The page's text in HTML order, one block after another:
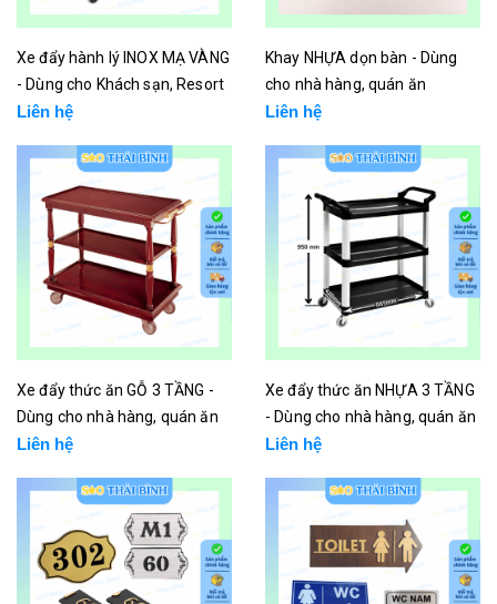
Xe đẩy hành lý INOX MẠ VÀNG
- Dùng cho Khách sạn, Resort
Liên hệ
Khay NHỰA dọn bàn - Dùng
cho nhà hàng, quán ăn
Liên hệ
Xe đẩy thức ăn GỖ 3 TẦNG -
Dùng cho nhà hàng, quán ăn
Liên hệ
Xe đẩy thức ăn NHỰA 3 TẦNG
- Dùng cho nhà hàng, quán ăn
Liên hệ